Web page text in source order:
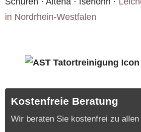
in Nordrhein-Westfalen
Kostenfreie Beratung
Wir beraten Sie kostenfrei zu allen